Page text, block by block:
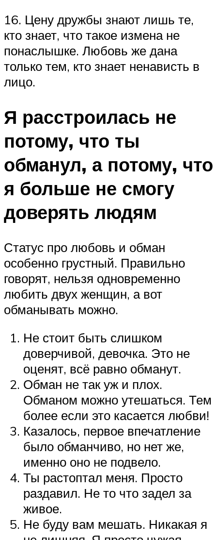
16. Цену дружбы знают лишь те,
кто знает, что такое измена не
понаслышке. Любовь же дана
только тем, кто знает ненависть в
лицо.
Я расстроилась не
потому, что ты
обманул, а потому, что
я больше не смогу
доверять людям
Статус про любовь и обман
особенно грустный. Правильно
говорят, нельзя одновременно
любить двух женщин, а вот
обманывать можно.
Не стоит быть слишком
доверчивой, девочка. Это не
оценят, всё равно обманут.
Обман не так уж и плох.
Обманом можно утешаться. Тем
более если это касается любви!
Казалось, первое впечатление
было обманчиво, но нет же,
именно оно не подвело.
Ты растоптал меня. Просто
раздавил. Не то что задел за
живое.
Не буду вам мешать. Никакая я